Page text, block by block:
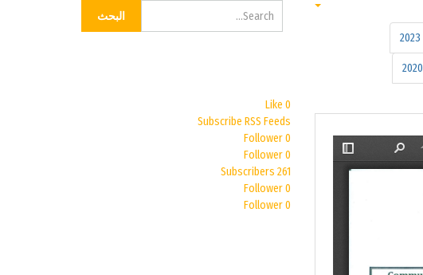
البحث...
البحث
0
Like
Subscribe RSS Feeds
0
Follower
0
Follower
261
Subscribers
0
Follower
0
Follower